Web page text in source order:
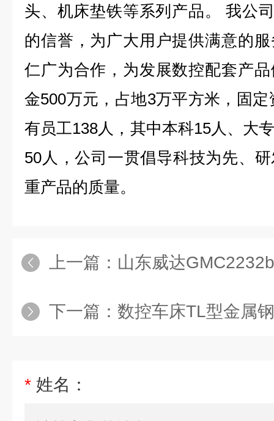
头、机床垫铁等系列产品。 我公
的信誉，为广大用户提供满意的
仁广为合作，为发展数控配套产
金500万元，占地3万平方米，固
有员工138人，其中本科15人、大
50人，公司一贯倡导科技为先、
重产品的质量。
上一篇： 山东威达
下一篇： 数控车床TL型金属
* 姓名：